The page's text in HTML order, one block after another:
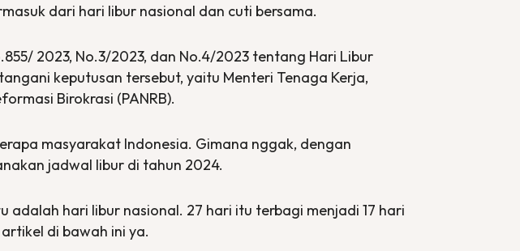
dari hari libur nasional dan cuti bersama.
2023, No.3/2023, dan No.4/2023 tentang Hari Libur
keputusan tersebut, yaitu Menteri Tenaga Kerja,
Birokrasi (PANRB).
masyarakat Indonesia. Gimana nggak, dengan
jadwal libur di tahun 2024.
hari libur nasional. 27 hari itu terbagi menjadi 17 hari
di bawah ini ya.